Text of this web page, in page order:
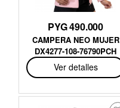
PYG 490.000
CAMPERA NEO MUJER
DX4277-108-76790PCH
Ver detalles